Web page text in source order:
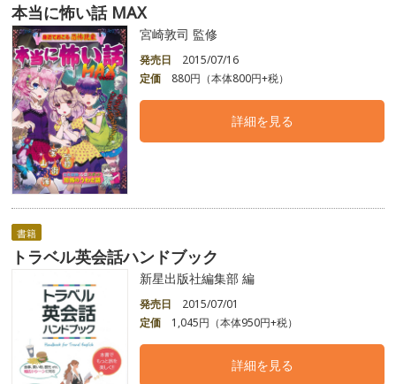
本当に怖い話 MAX
宮崎敦司 監修
発売日
2015/07/16
定価
880円（本体800円+税）
詳細を見る
書籍
トラベル英会話ハンドブック
新星出版社編集部 編
発売日
2015/07/01
定価
1,045円（本体950円+税）
詳細を見る